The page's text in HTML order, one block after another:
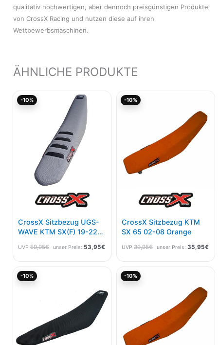
qualitativ hochwertigen, aber dennoch preisgünstigen Produkte
von CrossX Racing und nutzen diese auf ihren
Wettbewerbsmaschinen.
ÄHNLICHE PRODUKTE
-10%
CrossX Sitzbezug UGS-
WAVE KTM SX(F) 19-22
Schwarz
UVP 59,95€
Ursprünglicher
59,95€
unser Preis: 53,95€
Aktueller
-10%
CrossX Sitzbezug KTM
SX 65 02-08 Orange
UVP 39,95€ unser Preis: 35,95€
-10%
Aktueller
38,65€.
-10%